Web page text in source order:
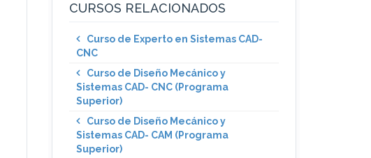
CURSOS RELACIONADOS
Curso de Experto en Sistemas CAD-
CNC
Curso de Diseño Mecánico y
Sistemas CAD- CNC (Programa
Superior)
Curso de Diseño Mecánico y
Sistemas CAD- CAM (Programa
Superior)